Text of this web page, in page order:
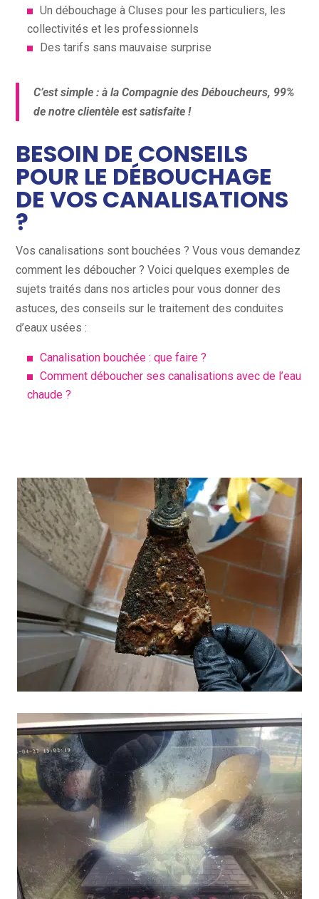
Un débouchage à Cluses pour les particuliers, les
collectivités et les professionnels
Des tarifs sans mauvaise surprise
C’est simple : à la Compagnie des Déboucheurs, 99%
de notre clientèle est satisfaite !
BESOIN DE CONSEILS
POUR LE DÉBOUCHAGE
DE VOS CANALISATIONS
?
Vos canalisations sont bouchées ? Vous vous demandez
comment les déboucher ? Voici quelques exemples de
sujets traités dans nos articles pour vous donner des
astuces, des conseils sur le traitement des conduites
d’eaux usées :
Canalisation bouchée : que faire ?
Comment déboucher ses canalisations avec de l’eau
chaude ?